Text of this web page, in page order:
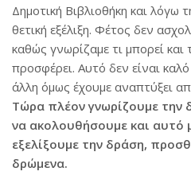
Δημοτική Βιβλιοθήκη και λόγω
θετική εξέλιξη. Φέτος δεν
καθώς γνωρίζαμε τι μπορεί και
προσφέρει. Αυτό δεν είναι
άλλη όμως έχουμε αναπτύξει
Τώρα πλέον γνωρίζουμε την
να ακολουθήσουμε και αυτό
εξελίξουμε την δράση,
δρώμενα.